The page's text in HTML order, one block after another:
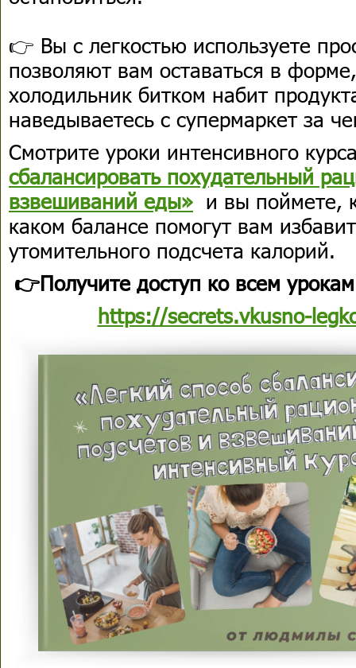
👉 Вы с легкостью используете
позволяют вам оставаться в
холодильник битком набит
наведываетесь с супермаркет за
Смотрите уроки интенсивного
сбалансировать похудательный
взвешиваний еды» и вы поймете,
каком балансе помогут вам
утомительного подсчета калорий.
👉Получите доступ ко всем
https://secrets.vkusno-